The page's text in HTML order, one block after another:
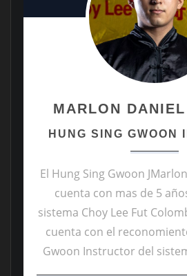
MARLON
HUNG SING GWOON
El Hung Sing Gwoon
cuenta con mas de 5
sistema Choy Lee Fut
cuenta con el
Gwoon Instructor del